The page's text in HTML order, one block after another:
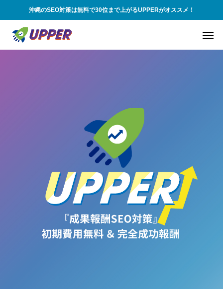
沖縄のSEO対策は無料で30位まで上がるUPPERがオススメ！